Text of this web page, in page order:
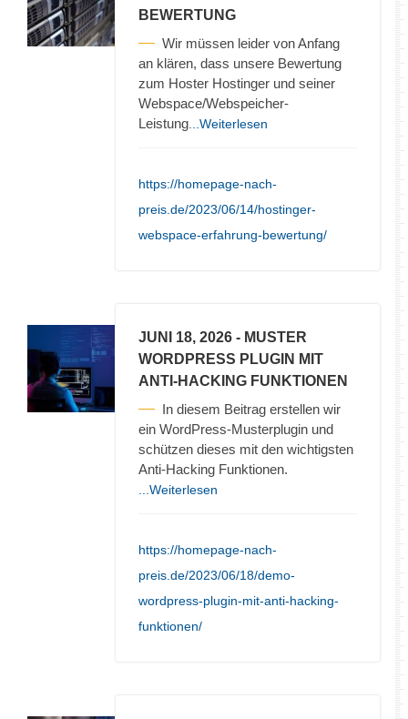
BEWERTUNG
Wir müssen leider von Anfang
an klären, dass unsere Bewertung
zum Hoster Hostinger und seiner
Webspace/Webspeicher-
Leistung ...Weiterlesen
https://homepage-nach-
preis.de/2023/06/14/hostinger-
webspace-erfahrung-bewertung/
JUNI 18, 2026 - MUSTER
WORDPRESS PLUGIN MIT
ANTI-HACKING FUNKTIONEN
In diesem Beitrag erstellen wir
ein WordPress-Musterplugin und
schützen dieses mit den wichtigsten
Anti-Hacking Funktionen.
...Weiterlesen
https://homepage-nach-
preis.de/2023/06/18/demo-
wordpress-plugin-mit-anti-hacking-
funktionen/